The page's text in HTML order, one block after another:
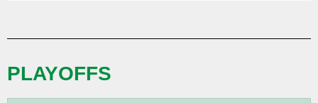
PLAYOFFS